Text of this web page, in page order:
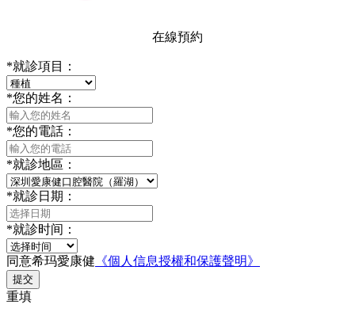
在線預約
*就診項目：
*您的姓名：
*您的電話：
*就診地區：
*就診日期：
*就診时间：
同意希玛愛康健 《個人信息授權和保護聲明》
提交
重填